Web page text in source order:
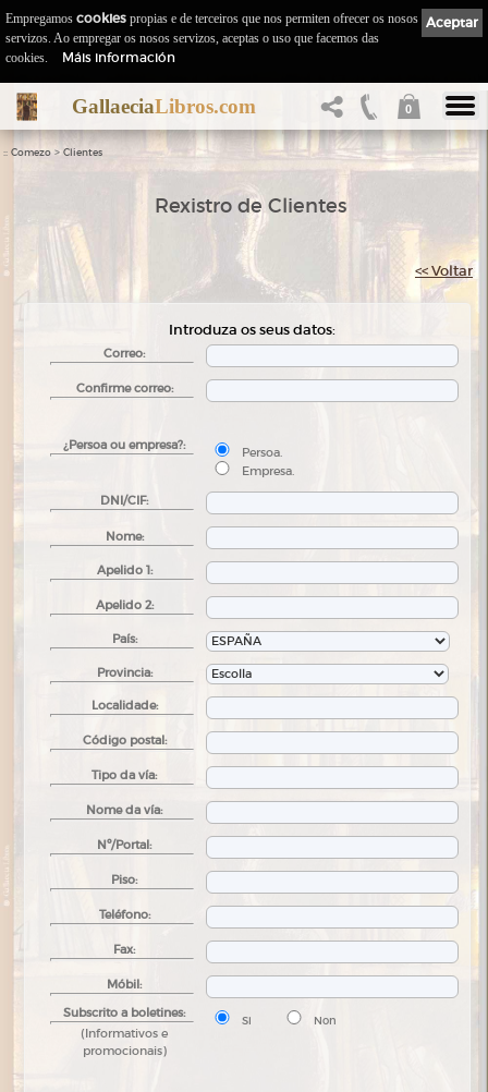
GallaeciaLibros.com 0
:: Comezo > Clientes
Rexistro de Clientes
<< Voltar
Introduza os seus datos:
Correo:
Confirme correo:
¿Persoa ou empresa?:
Persoa.
Empresa.
DNI/CIF:
Nome:
Apelido 1:
Apelido 2:
País:
Provincia:
Localidade:
Código postal:
Tipo da vía:
Nome da vía:
Nº/Portal:
Piso:
Teléfono:
Fax:
Móbil:
Subscrito a boletines:
(Informativos e
promocionais)
Si Non
Aceptar
Empregamos cookies propias e de terceiros que nos permiten ofrecer os nosos
servizos. Ao empregar os nosos servizos, aceptas o uso que facemos das
cookies.
Máis información